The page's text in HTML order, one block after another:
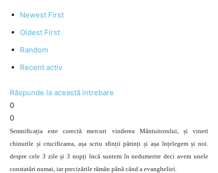
Newest First
Oldest First
Random
Recent activ
Răspunde la această întrebare
0
0
Semnificația este corectă mercuri vinderea Mântuitorului, și vineri
chinurile și crucificarea, așa scriu sfinții părinți și așa înțelegem și noi.
despre cele 3 zile și 3 nopți încă suntem în nedumerire deci avem unele
constatări numai, iar precizările rămân până când a evangheliei.